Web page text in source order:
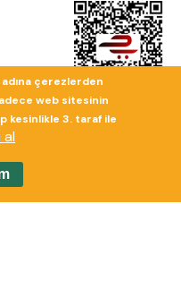
çerezlerden
web sitesinin
kesinlikle 3. taraf ile
al